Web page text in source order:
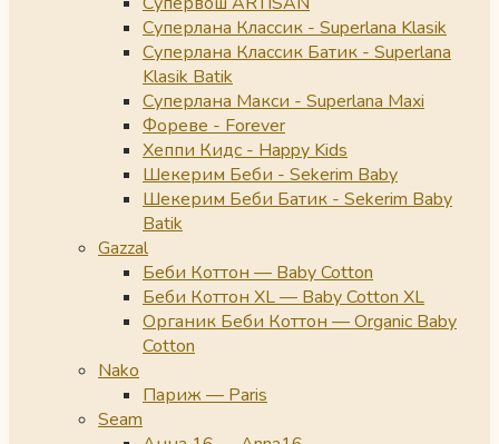
Суперлана Классик - Superlana Klasik
Суперлана Классик Батик - Superlana
Klasik Batik
Суперлана Макси - Superlana Maxi
Фореве - Forever
Хеппи Кидс - Happy Kids
Шекерим Беби - Sekerim Baby
Шекерим Беби Батик - Sekerim Baby
Batik
Gazzal
Беби Коттон — Baby Cotton
Беби Коттон XL — Baby Cotton XL
Органик Беби Коттон — Organic Baby
Cotton
Nako
Париж — Paris
Seam